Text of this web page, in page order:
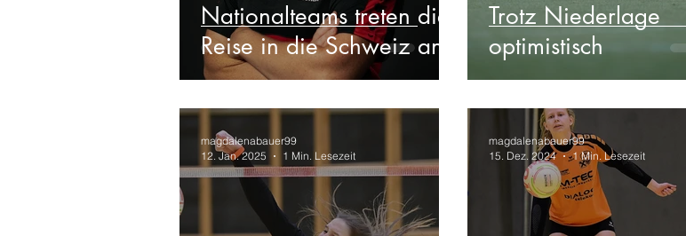
Nationalteams treten die
Reise in die Schweiz an
Trotz Niederlage
optimistisch
magdalenabauer99
12. Jan. 2025
1 Min. Lesezeit
magdalenabauer99
15. Dez. 2024
1 Min. Lesezeit